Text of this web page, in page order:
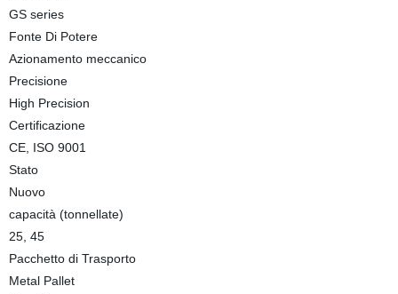
GS series
Fonte Di Potere
Azionamento meccanico
Precisione
High Precision
Certificazione
CE, ISO 9001
Stato
Nuovo
capacità (tonnellate)
25, 45
Pacchetto di Trasporto
Metal Pallet